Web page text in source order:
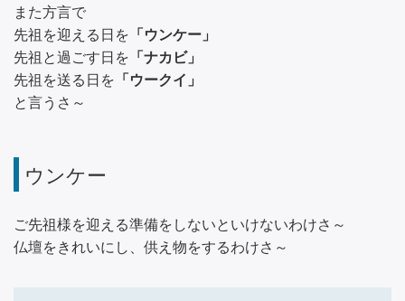
また方言で
先祖を迎える日を 「ウンケー」
先祖と過ごす日を 「ナカビ」
先祖を送る日を 「ウークイ」
と言うさ～
ウンケー
ご先祖様を迎える準備をしないといけないわけさ～
仏壇をきれいにし、供え物をするわけさ～